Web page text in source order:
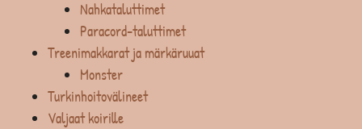
Nahkataluttimet
Paracord-taluttimet
Treenimakkarat ja märkäruuat
Monster
Turkinhoitovälineet
Valjaat koirille